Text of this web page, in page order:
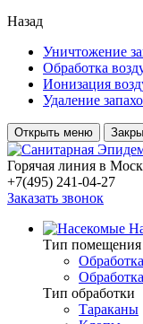
Назад
Уничтожение
Обработка
Ионизация
Удаление
Открыть меню
Горячая линия в
+7(495) 241-04-27
Заказать звонок
Тип помещения
Тип обработки
Тараканы